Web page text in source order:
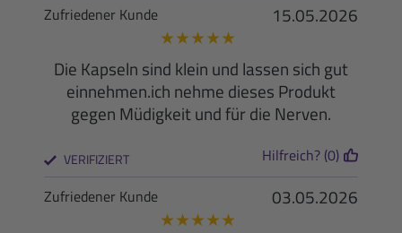
15.05.2026
Zufriedener Kunde
★★★★★
Die Kapseln sind klein und lassen sich gut
einnehmen.ich nehme dieses Produkt
gegen Müdigkeit und für die Nerven.
VERIFIZIERT Hilfreich? (0)
03.05.2026
Zufriedener Kunde
★★★★★